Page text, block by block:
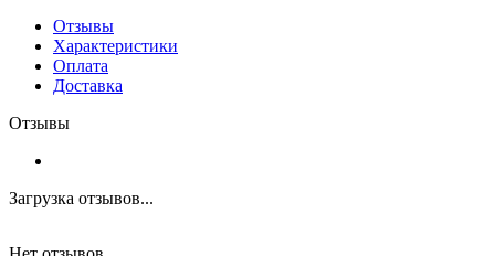
Отзывы
Характеристики
Оплата
Доставка
Отзывы
Загрузка отзывов...